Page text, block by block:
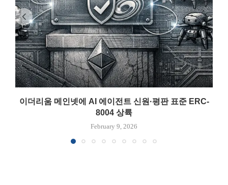
이더리움 메인넷에 AI 에이전트 신원·평판 표준 ERC-
8004 상륙
February 9, 2026